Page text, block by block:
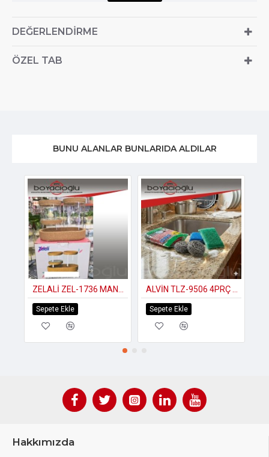
DEĞERLENDIRME
ÖZEL TAB
BUNU ALANLAR BUNLARIDA ALDILAR
Sepete Ekle Sepete Ekle
Hakkımızda